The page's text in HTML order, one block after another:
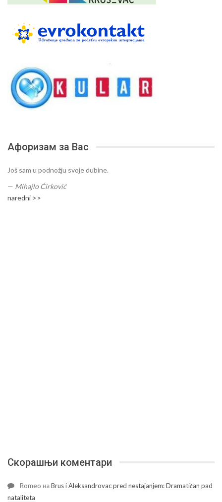
Афоризам за Вас
Još sam u podnožju svoje dubine.
— Mihajlo Ćirković
naredni >>
Скорашњи коментари
Romeo наBrus i Aleksandrovac pred nestajanjem: Dramatičan pad
nataliteta